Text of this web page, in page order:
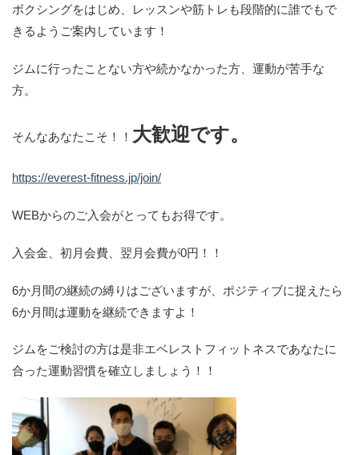
ボクシングをはじめ、レッスンや筋トレも段階的に誰でもで
きるようご案内しています！
ジムに行ったことない方や続かなかった方、運動が苦手な
方。
そんなあなたこそ！！ 大歓迎です。
https://everest-fitness.jp/join/
WEBからのご入会がとってもお得です。
入会金、初月会費、翌月会費が0円！！
6か月間の継続の縛りはございますが、ポジティブに捉えたら
6か月間は運動を継続できますよ！
ジムをご検討の方は是非エベレストフィットネスであなたに
合った運動習慣を確立しましょう！！